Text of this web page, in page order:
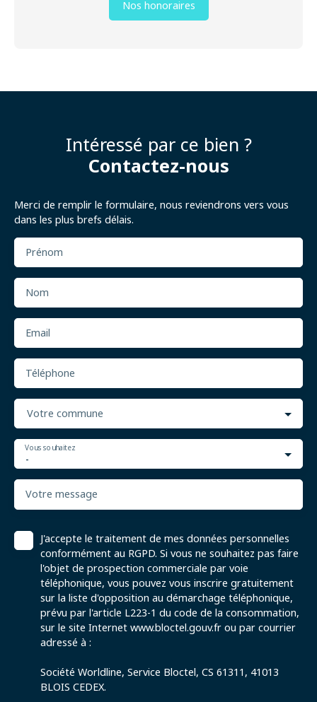
Nos honoraires
Intéressé par ce bien ?
Contactez-nous
Merci de remplir le formulaire, nous reviendrons vers vous
dans les plus brefs délais.
Prénom
Nom
Email
Téléphone
Votre commune
-
Vous souhaitez
Votre message
J'accepte le traitement de mes données personnelles
conformément au RGPD. Si vous ne souhaitez pas faire
l'objet de prospection commerciale par voie
téléphonique, vous pouvez vous inscrire gratuitement
sur la liste d'opposition au démarchage téléphonique,
prévu par l'article L223-1 du code de la consommation,
sur le site Internet www.bloctel.gouv.fr ou par courrier
adressé à :
Société Worldline, Service Bloctel, CS 61311, 41013
BLOIS CEDEX.